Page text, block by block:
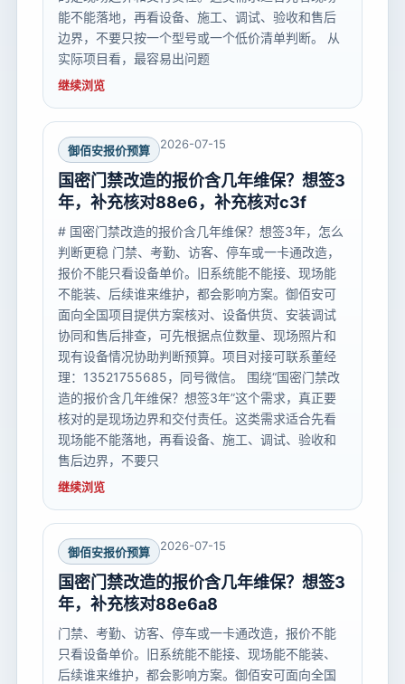
能不能落地，再看设备、施工、调试、验收和售后
边界，不要只按一个型号或一个低价清单判断。 从
实际项目看，最容易出问题
继续浏览
御佰安报价预算 2026-07-15
国密门禁改造的报价含几年维保？想签3
年，补充核对88e6，补充核对c3f
# 国密门禁改造的报价含几年维保？想签3年，怎么
判断更稳 门禁、考勤、访客、停车或一卡通改造，
报价不能只看设备单价。旧系统能不能接、现场能
不能装、后续谁来维护，都会影响方案。御佰安可
面向全国项目提供方案核对、设备供货、安装调试
协同和售后排查，可先根据点位数量、现场照片和
现有设备情况协助判断预算。项目对接可联系董经
理：13521755685，同号微信。 围绕“国密门禁改
造的报价含几年维保？想签3年”这个需求，真正要
核对的是现场边界和交付责任。这类需求适合先看
现场能不能落地，再看设备、施工、调试、验收和
售后边界，不要只
继续浏览
御佰安报价预算 2026-07-15
国密门禁改造的报价含几年维保？想签3
年，补充核对88e6a8
门禁、考勤、访客、停车或一卡通改造，报价不能
只看设备单价。旧系统能不能接、现场能不能装、
后续谁来维护，都会影响方案。御佰安可面向全国